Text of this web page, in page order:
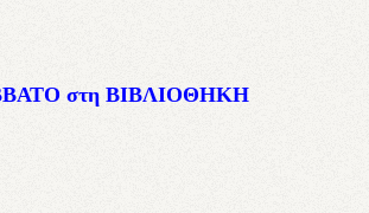
στη ΒΙΒΛΙΟΘΗΚΗ